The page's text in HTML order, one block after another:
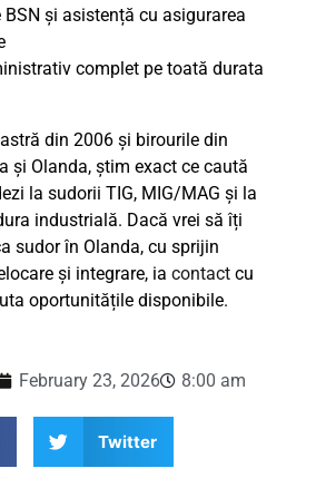
BSN și asistență cu asigurarea
complet pe toată durata
din 2006 și birourile din
și Olanda, știm exact ce caută
la sudorii TIG, MIG/MAG și la
industrială. Dacă vrei să îți
sudor în Olanda, cu sprijin
și integrare, ia contact cu
oportunitățile disponibile.
February 23, 2026 8:00 am
Twitter